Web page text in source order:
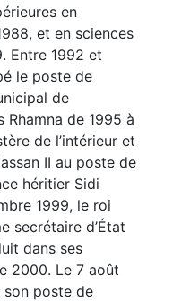
en
et en sciences
Entre 1992 et
le poste de
de
Rhamna de 1995 à
de l’intérieur et
II au poste de
héritier Sidi
1999, le roi
secrétaire d’État
dans ses
2000. Le 7 août
son poste de